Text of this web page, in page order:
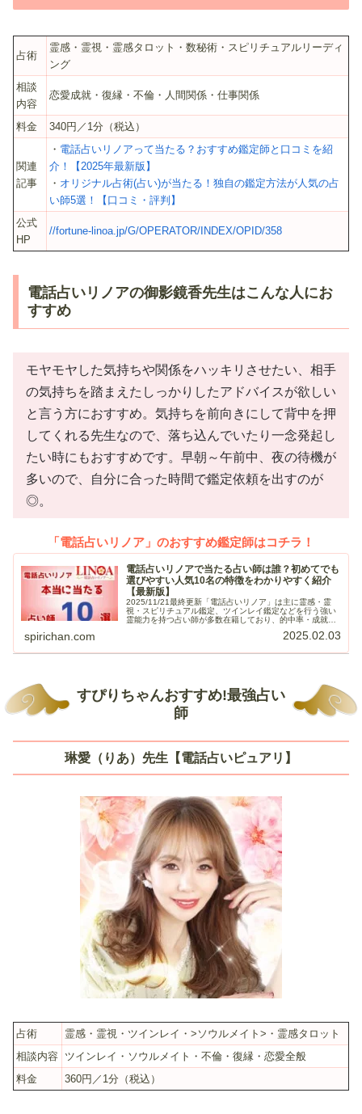
占術
霊感・霊視・霊感タロット・数秘術・スピリチュアルリーディ
ング
相談
内容
恋愛成就・復縁・不倫・人間関係・仕事関係
料金 340円／1分（税込）
関連
記事
・ 電話占いリノアって当たる？おすすめ鑑定師と口コミを紹
介！【2025年最新版】
・ オリジナル占術(占い)が当たる！独自の鑑定方法が人気の占
い師5選！【口コミ・評判】
公式
HP
//fortune-linoa.jp/G/OPERATOR/INDEX/OPID/358
電話占いリノアの御影鏡香先生はこんな人にお
すすめ
モヤモヤした気持ちや関係をハッキリさせたい、相手
の気持ちを踏まえたしっかりしたアドバイスが欲しい
と言う方におすすめ。気持ちを前向きにして背中を押
してくれる先生なので、落ち込んでいたり一念発起し
たい時にもおすすめです。早朝～午前中、夜の待機が
多いので、自分に合った時間で鑑定依頼を出すのが
◎。
「電話占いリノア」のおすすめ鑑定師はコチラ！
電話占いリノアで当たる占い師は誰？初めてでも
選びやすい人気10名の特徴をわかりやすく紹介
【最新版】
2025/11/21最終更新「電話占いリノア」は主に霊感・霊
視・スピリチュアル鑑定、ツインレイ鑑定などを行う強い
霊能力を持つ占い師が多数在籍しており、的中率・成就率
spirichan.com 2025.02.03
すぴりちゃんおすすめ!最強占い
師
琳愛（りあ）先生【電話占いピュアリ】
占術
霊感・霊視・ツインレイ・>ソウルメイト>・霊感タロット
相談内容
ツインレイ・ソウルメイト・不倫・復縁・恋愛全般
料金
360円／1分（税込）